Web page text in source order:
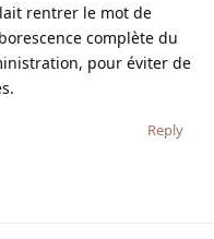
rentrer le mot de
complète du
pour éviter de
Reply